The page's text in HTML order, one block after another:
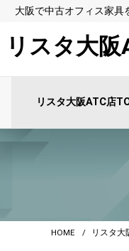
大阪で中古オフィス家具
リスタ大阪
リスタ大阪ATC店
HOME リスタ大